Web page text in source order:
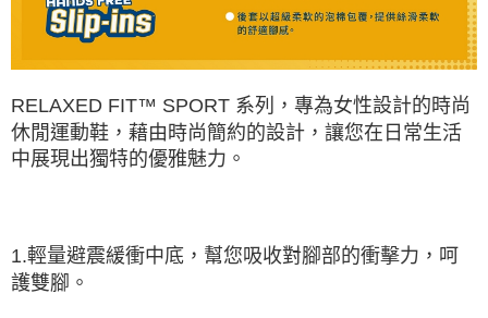
RELAXED FIT™ SPORT 系列，專為女性設計的時尚
休閒運動鞋，藉由時尚簡約的設計，讓您在日常生活
中展現出獨特的優雅魅力。
1.輕量避震緩衝中底，幫您吸收對腳部的衝擊力，呵
護雙腳。